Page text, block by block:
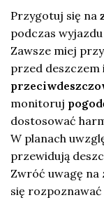
Przygotuj się na
podczas
Zawsze miej
przed
monitoruj
dostosować
W planach
przewidują
Zwróć uwagę na
się